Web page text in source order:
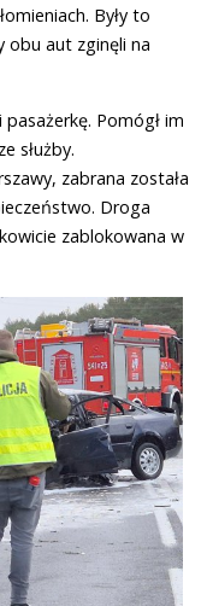
Były to
obu aut zginęli na
Pomógł im
służby.
zabrana została
Droga
zablokowana w